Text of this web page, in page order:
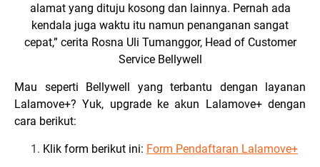
alamat yang dituju kosong dan lainnya. Pernah ada
kendala juga waktu itu namun penanganan sangat
cepat,” cerita Rosna Uli Tumanggor, Head of Customer
Service Bellywell
Mau seperti Bellywell yang terbantu dengan layanan
Lalamove+? Yuk, upgrade ke akun Lalamove+ dengan
cara berikut:
Klik form berikut ini: Form Pendaftaran Lalamove+